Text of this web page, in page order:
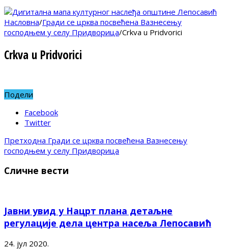
Насловна/Гради се црква посвећена Вазнесењу
господњем у селу Придворица/Crkva u Pridvorici
Crkva u Pridvorici
Подели
Facebook
Twitter
Претходна Гради се црква посвећена Вазнесењу
господњем у селу Придворица
Сличне вести
Јавни увид у Нацрт плана детаљне
регулације дела центра насеља Лепосавић
24. јул 2020.